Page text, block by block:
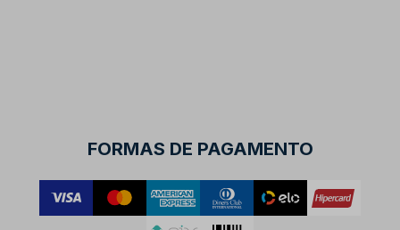
FORMAS DE PAGAMENTO